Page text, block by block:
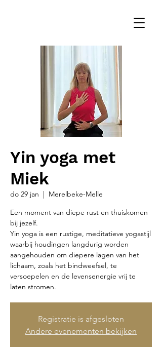
Yin yoga met
Miek
do 29 jan
  |
Merelbeke-Melle
Een moment van diepe rust en thuiskomen
bij jezelf.
Yin yoga is een rustige, meditatieve yogastijl
waarbij houdingen langdurig worden
aangehouden om diepere lagen van het
lichaam, zoals het bindweefsel, te
versoepelen en de levensenergie vrij te
laten stromen.
Registratie is afgesloten
Andere evenementen bekijken